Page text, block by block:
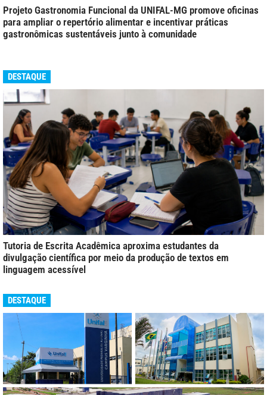
Projeto Gastronomia Funcional da UNIFAL-MG promove oficinas
para ampliar o repertório alimentar e incentivar práticas
gastronômicas sustentáveis junto à comunidade
DESTAQUE
Tutoria de Escrita Acadêmica aproxima estudantes da
divulgação científica por meio da produção de textos em
linguagem acessível
DESTAQUE